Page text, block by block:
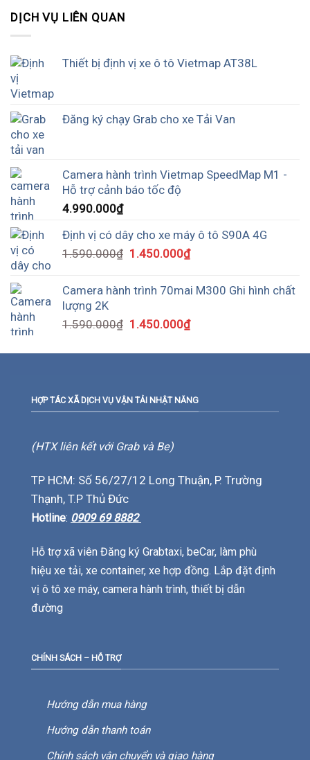
DỊCH VỤ LIÊN QUAN
Thiết bị định vị xe ô tô Vietmap AT38L
Đăng ký chạy Grab cho xe Tải Van
Camera hành trình Vietmap SpeedMap M1 -
Hỗ trợ cảnh báo tốc độ
4.990.000₫
Định vị có dây cho xe máy ô tô S90A 4G
1.590.000₫ 1.450.000₫
Camera hành trình 70mai M300 Ghi hình chất
lượng 2K
1.590.000₫ 1.450.000₫
HỢP TÁC XÃ DỊCH VỤ VẬN TẢI NHẬT NĂNG
(HTX liên kết với Grab và Be)
TP HCM: Số 56/27/12 Long Thuận, P. Trường
Thạnh, T.P Thủ Đức
Hotline: 0909 69 8882
Hỗ trợ xã viên Đăng ký Grabtaxi, beCar, làm phù
hiệu xe tải, xe container, xe hợp đồng. Lắp đặt định
vị ô tô xe máy, camera hành trình, thiết bị dẫn
đường
CHÍNH SÁCH – HỖ TRỢ
Hướng dẫn mua hàng
Hướng dẫn thanh toán
Chính sách vận chuyển và giao hàng